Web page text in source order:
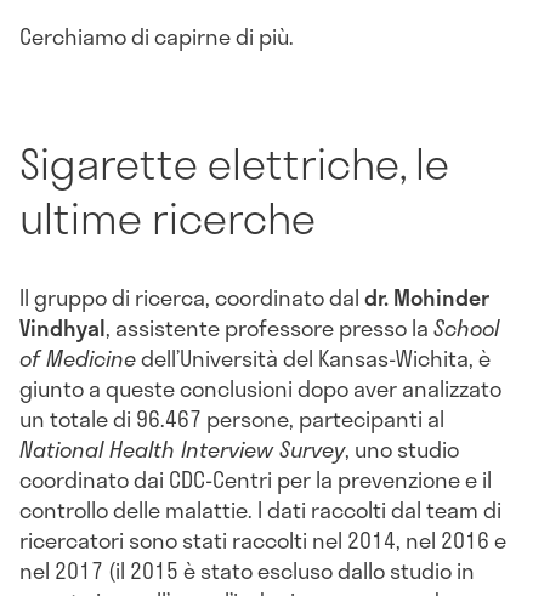
Cerchiamo di capirne di più.
Sigarette elettriche, le
ultime ricerche
Il gruppo di ricerca, coordinato daldr. Mohinder
Vindhyal, assistente professore presso laSchool
of Medicinedell’Università del Kansas-Wichita, è
giunto a queste conclusioni dopo aver analizzato
un totale di 96.467 persone, partecipanti al
National Health Interview Survey, uno studio
coordinato dai CDC-Centri per la prevenzione e il
controllo delle malattie. I dati raccolti dal team di
ricercatori sono stati raccolti nel 2014, nel 2016 e
nel 2017 (il 2015 è stato escluso dallo studio in